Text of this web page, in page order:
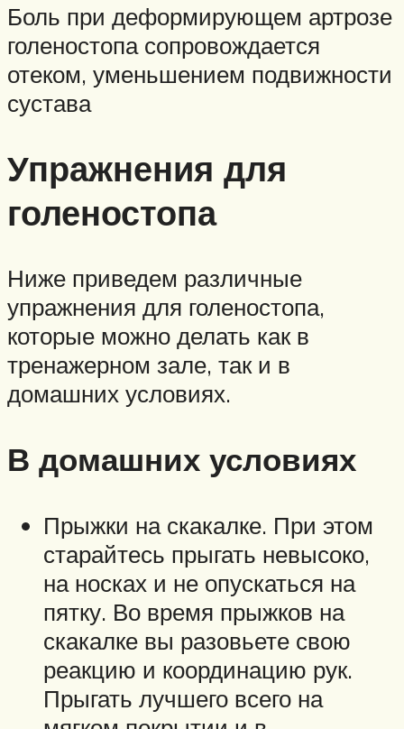
Боль при деформирующем артрозе
голеностопа сопровождается
отеком, уменьшением подвижности
сустава
Упражнения для
голеностопа
Ниже приведем различные
упражнения для голеностопа,
которые можно делать как в
тренажерном зале, так и в
домашних условиях.
В домашних условиях
Прыжки на скакалке. При этом
старайтесь прыгать невысоко,
на носках и не опускаться на
пятку. Во время прыжков на
скакалке вы разовьете свою
реакцию и координацию рук.
Прыгать лучшего всего на